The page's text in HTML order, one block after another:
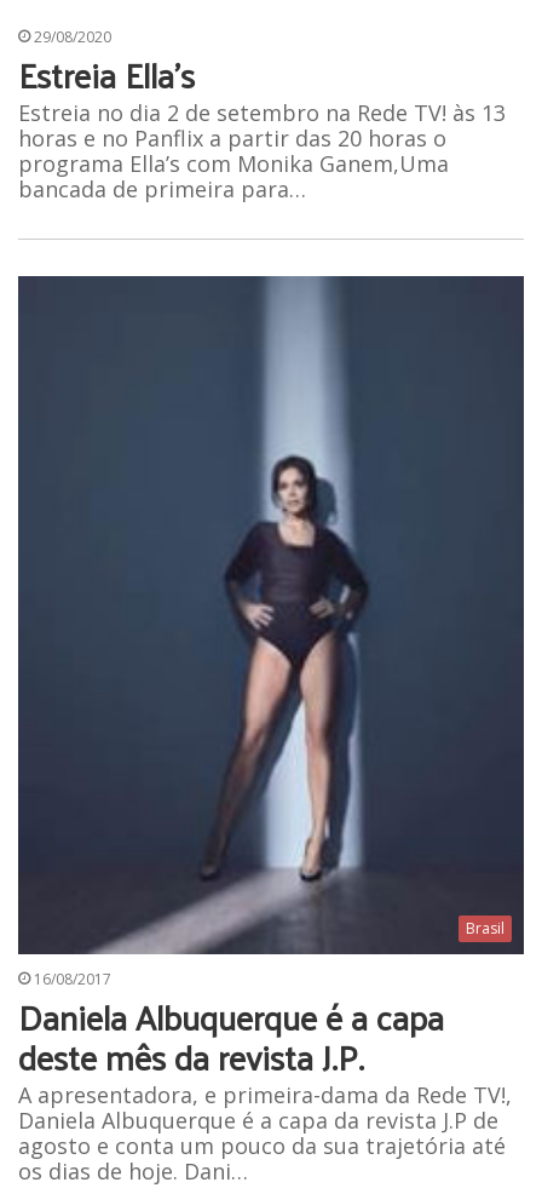
29/08/2020
Estreia Ella’s
Estreia no dia 2 de setembro na Rede TV! às 13
horas e no Panflix a partir das 20 horas o
programa Ella’s com Monika Ganem,Uma
bancada de primeira para…
Brasil
16/08/2017
Daniela Albuquerque é a capa
deste mês da revista J.P.
A apresentadora, e primeira-dama da Rede TV!,
Daniela Albuquerque é a capa da revista J.P de
agosto e conta um pouco da sua trajetória até
os dias de hoje. Dani…